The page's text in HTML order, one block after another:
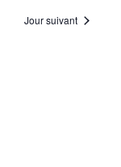
Jour suivant